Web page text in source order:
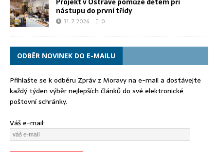
nástupu do první třídy
31. 7. 2026 0
ODBĚR NOVINEK DO E-MAILU
Přihlašte se k odběru Zpráv z Moravy na e-mail a dostávejte
každý týden výběr nejlepších článků do své elektronické
poštovní schránky.
Váš e-mail: